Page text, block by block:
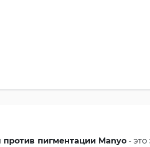
против пигментации Manyo- это